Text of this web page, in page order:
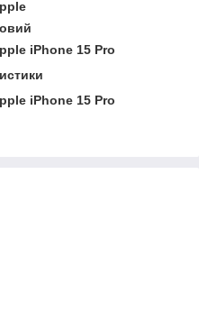
iPhone 15 Pro
iPhone 15 Pro